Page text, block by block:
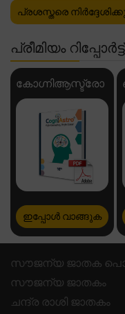
പ്രശസ്തരെ
പ്രീമിയം റിപ്പോർട്ട്
കോഗ്നിആസ്ട്രോ
ഇപ്പോൾ വാങ്ങുക
സൗജന്യ ജാതക
സൗജന്യ ജാതകം
ചന്ദ്ര രാശി ജാതകം